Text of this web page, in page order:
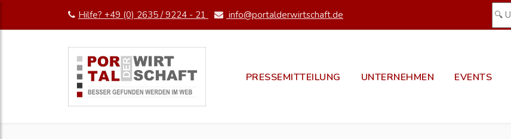
Hilfe? +49 (0) 2635 / 9224 - 21 info@portalderwirtschaft.de
PRESSEMITTEILUNG UNTERNEHMEN EVENTS